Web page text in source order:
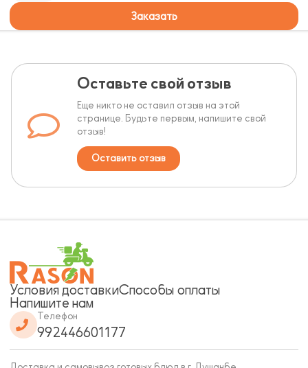
Заказать
Оставьте свой отзыв
Еще никто не оставил отзыв на этой
странице. Будьте первым, напишите свой
отзыв!
Оставить отзыв
Условия доставкиСпособы оплаты
Напишите нам
Телефон
992446601177